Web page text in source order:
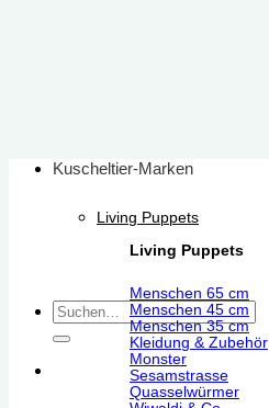
Suchen
nach:
Kuscheltier-Marken
Living Puppets
Living Puppets
Menschen 65 cm
Menschen 45 cm
Menschen 35 cm
Kleidung & Zubehör
Monster
Sesamstrasse
Quasselwürmer